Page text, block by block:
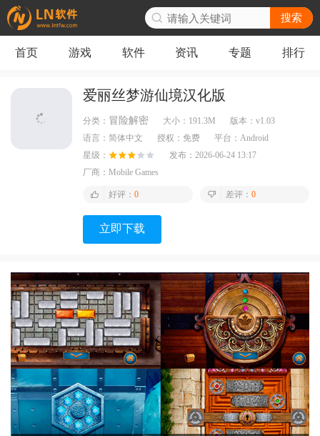
搜索
首页 游戏 软件 资讯 专题 排行
爱丽丝梦游仙境汉化版
分类： 冒险解密 大小： 191.3M 版本： v1.03
语言： 简体中文 授权： 免费 平台： Android
星级：
发布： 2026-06-24 13:17
厂商： Mobile Games
好评： 0 差评： 0
立即下载